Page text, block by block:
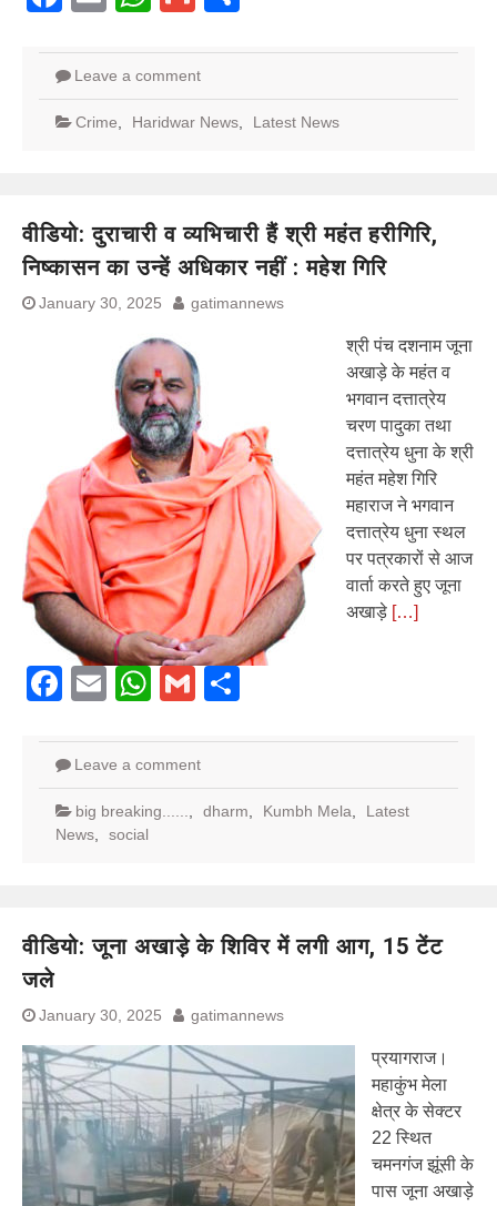
Leave a comment
Crime Haridwar News Latest News
वीडियो: दुराचारी व व्यभिचारी हैं श्री महंत हरीगिरि,
निष्कासन का उन्हें अधिकार नहीं : महेश गिरि
January 30, 2025 gatimannews
श्री पंच दशनाम जूना
अखाड़े के महंत व
भगवान दत्तात्रेय
चरण पादुका तथा
दत्तात्रेय धुना के श्री
महंत महेश गिरि
महाराज ने भगवान
दत्तात्रेय धुना स्थल
पर पत्रकारों से आज
वार्ता करते हुए जूना
अखाड़े […]
Facebook
EmailWhatsApp
Gmail
Leave a comment
big breaking...... dharm Kumbh Mela
Latest
News
social
वीडियो: जूना अखाड़े के शिविर में लगी आग, 15 टेंट
जले
January 30, 2025 gatimannews
प्रयागराज।
महाकुंभ मेला
क्षेत्र के सेक्टर
22 स्थित
चमनगंज झूंसी के
पास जूना अखाड़े